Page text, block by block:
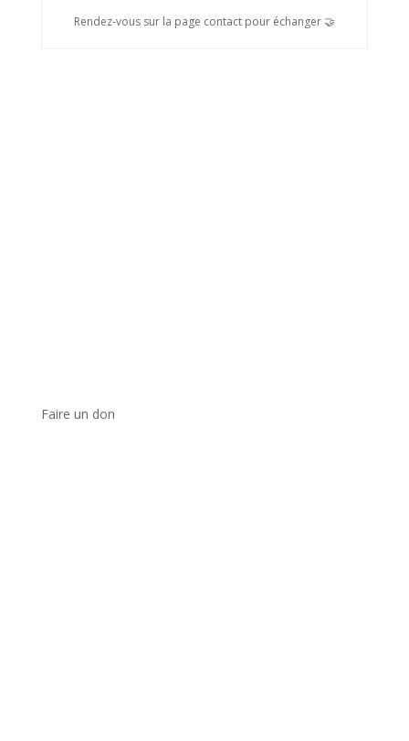
Rendez-vous sur la page contact pour échanger 🤝
Faire un don